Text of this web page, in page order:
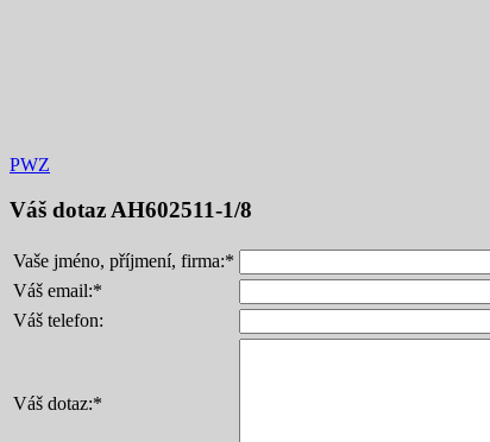
PWZ
Váš dotazAH602511-1/8
Vaše jméno, příjmení, firma:*
Váš email:*
Váš telefon:
Váš dotaz:*